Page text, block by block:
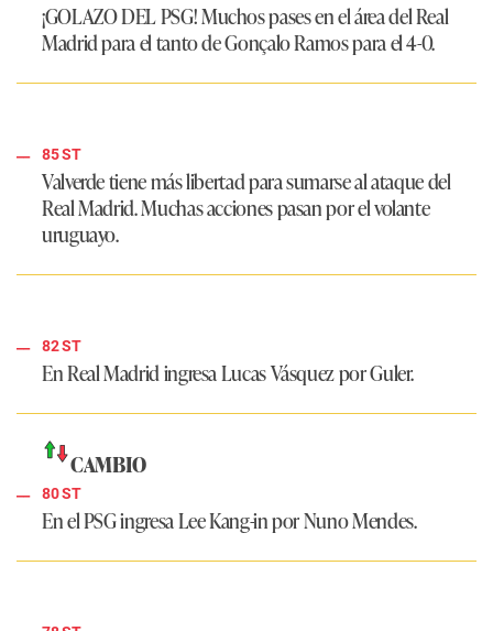
¡GOLAZO DEL PSG!Muchos pases en el área delReal
Madridpara el tanto de Gonçalo Ramos para el 4-0.
85 ST
Valverde tiene más libertad para sumarse al ataque del
Real Madrid. Muchas acciones pasan por el volante
uruguayo.
82 ST
EnReal Madridingresa Lucas Vásquez por Guler.
CAMBIO
80 ST
En elPSGingresa Lee Kang-in por Nuno Mendes.